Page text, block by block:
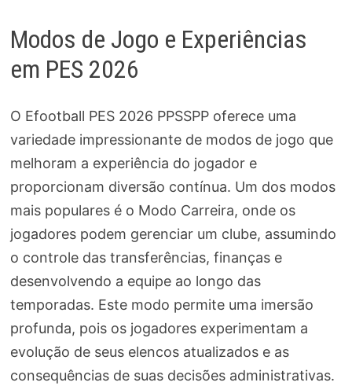
Modos de Jogo e Experiências
em PES 2026
O Efootball PES 2026 PPSSPP oferece uma
variedade impressionante de modos de jogo que
melhoram a experiência do jogador e
proporcionam diversão contínua. Um dos modos
mais populares é o Modo Carreira, onde os
jogadores podem gerenciar um clube, assumindo
o controle das transferências, finanças e
desenvolvendo a equipe ao longo das
temporadas. Este modo permite uma imersão
profunda, pois os jogadores experimentam a
evolução de seus elencos atualizados e as
consequências de suas decisões administrativas.